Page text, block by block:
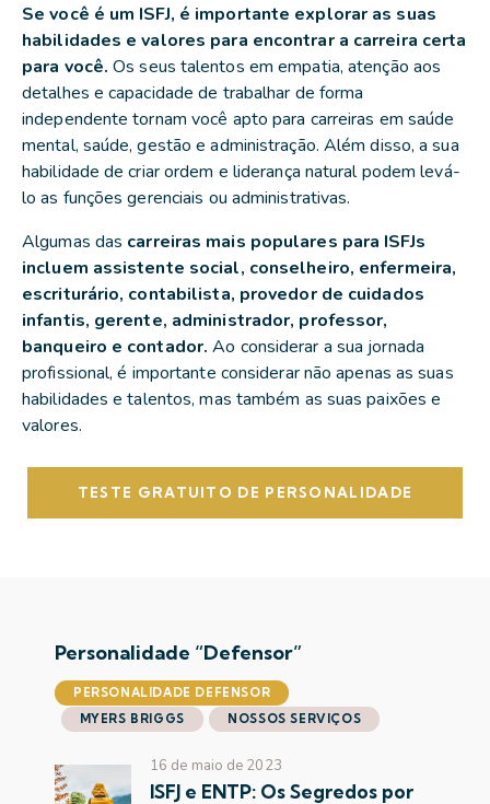
Se você é um ISFJ, é importante explorar as suas
habilidades e valores para encontrar a carreira certa
para você. Os seus talentos em empatia, atenção aos
detalhes e capacidade de trabalhar de forma
independente tornam você apto para carreiras em saúde
mental, saúde, gestão e administração. Além disso, a sua
habilidade de criar ordem e liderança natural podem levá-
lo as funções gerenciais ou administrativas.
Algumas das carreiras mais populares para ISFJs
incluem assistente social, conselheiro, enfermeira,
escriturário, contabilista, provedor de cuidados
infantis, gerente, administrador, professor,
banqueiro e contador. Ao considerar a sua jornada
profissional, é importante considerar não apenas as suas
habilidades e talentos, mas também as suas paixões e
valores.
TESTE GRATUITO DE PERSONALIDADE
Personalidade “Defensor”
PERSONALIDADE DEFENSOR
MYERS BRIGGS
NOSSOS SERVIÇOS
16 de maio de 2023
ISFJ e ENTP: Os Segredos por